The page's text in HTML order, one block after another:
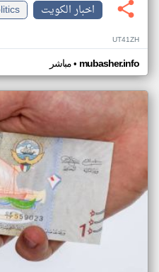
اخبار الكويت
UT41ZH
مباشر• mubasher.info